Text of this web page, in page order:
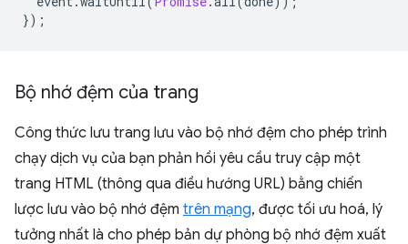
});
Bộ nhớ đệm của trang
Công thức lưu trang lưu vào bộ nhớ đệm cho phép trình
chạy dịch vụ của bạn phản hồi yêu cầu truy cập một
trang HTML (thông qua điều hướng URL) bằng chiến
lược lưu vào bộ nhớ đệm trên mạng, được tối ưu hoá, lý
tưởng nhất là cho phép bản dự phòng bộ nhớ đệm xuất